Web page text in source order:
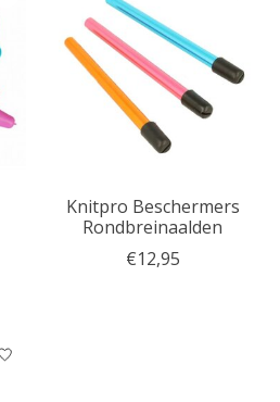
Knitpro Beschermers
Rondbreinaalden
€12,95